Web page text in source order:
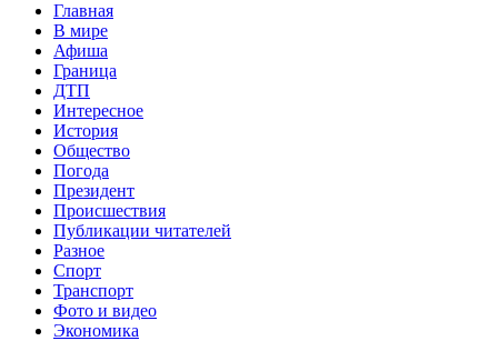
Главная
В мире
Афиша
Граница
ДТП
Интересное
История
Общество
Погода
Президент
Происшествия
Публикации читателей
Разное
Спорт
Транспорт
Фото и видео
Экономика